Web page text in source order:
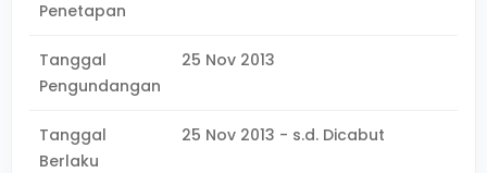
Penetapan
Tanggal
Pengundangan
25 Nov 2013
Tanggal
Berlaku
25 Nov 2013 - s.d. Dicabut